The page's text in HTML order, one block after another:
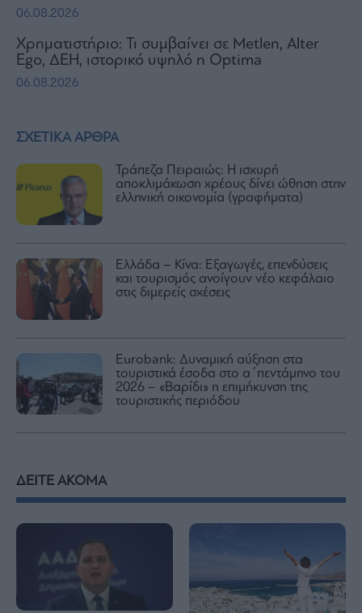
ΣΧΕΤΙΚΑ ΑΡΘΡΑ
Τράπεζα Πειραιώς: Η ισχυρή
αποκλιμάκωση χρέους δίνει ώθηση στην
ελληνική οικονομία (γραφήματα)
Ελλάδα – Κίνα: Εξαγωγές, επενδύσεις
και τουρισμός ανοίγουν νέο κεφάλαιο
στις διμερείς σχέσεις
Eurobank: Δυναμική αύξηση στα
τουριστικά έσοδα στο α΄πεντάμηνο του
2026 – «Βαρίδι» η επιμήκυνση της
τουριστικής περιόδου
06.08.2026
Χρηματιστήριο: Τι συμβαίνει σε Metlen, Αlter
Ego, ΔΕΗ, ιστορικό υψηλό η Optima
06.08.2026
ΔΕΙΤΕ ΑΚΟΜΑ